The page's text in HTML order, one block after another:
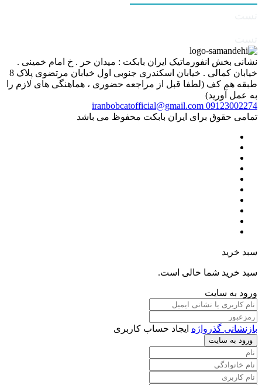
نشانی بخش انفورماتیک ایران بابکت : میدان حر . خ امام خمینی .
خیابان کمالی . خیابان اسکندری جنوبی اول خیابان مرتضوی پلاک 8
طبقه هم کف (لطفا قبل از مراجعه حضوری ، هماهنگی های لازم را
به عمل آورید)
09123002274
iranbobcatofficial@gmail.com
تمامی حقوق برای ایران بابکت محفوظ می باشد
سبد خرید
سبد خرید شما خالی است.
ورود به سایت
بازنشانی گذرواژه ایجاد حساب کاربری
ورود به سایت